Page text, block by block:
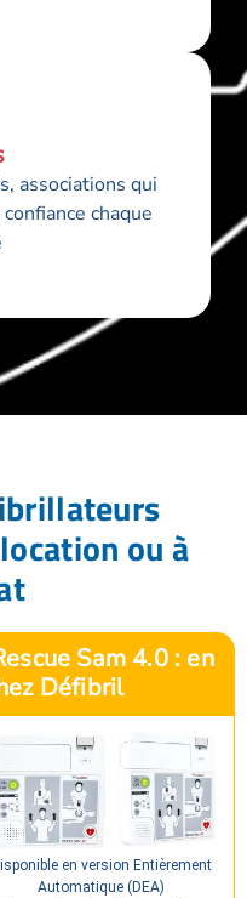
associations qui
chaque
ou à
Sam 4.0 : en
Défibril
en version Entièrement
Automatique (DEA)